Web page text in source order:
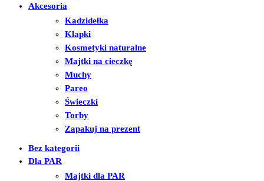
Akcesoria
Kadzidełka
Klapki
Kosmetyki naturalne
Majtki na cieczkę
Muchy
Pareo
Świeczki
Torby
Zapakuj na prezent
Bez kategorii
Dla PAR
Majtki dla PAR